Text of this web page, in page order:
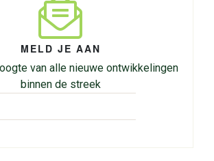
MELD JE AAN
van alle nieuwe ontwikkelingen
binnen de streek